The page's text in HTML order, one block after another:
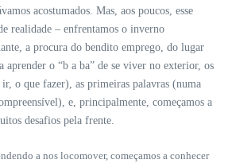
acostumados. Mas, aos poucos, esse
realidade – enfrentamos o inverno
a procura do bendito emprego, do lugar
aprender o “b a ba” de se viver no exterior, os
ir, o que fazer), as primeiras palavras (numa
e, principalmente, começamos a
desafios pela frente.
a nos locomover, começamos a conhecer